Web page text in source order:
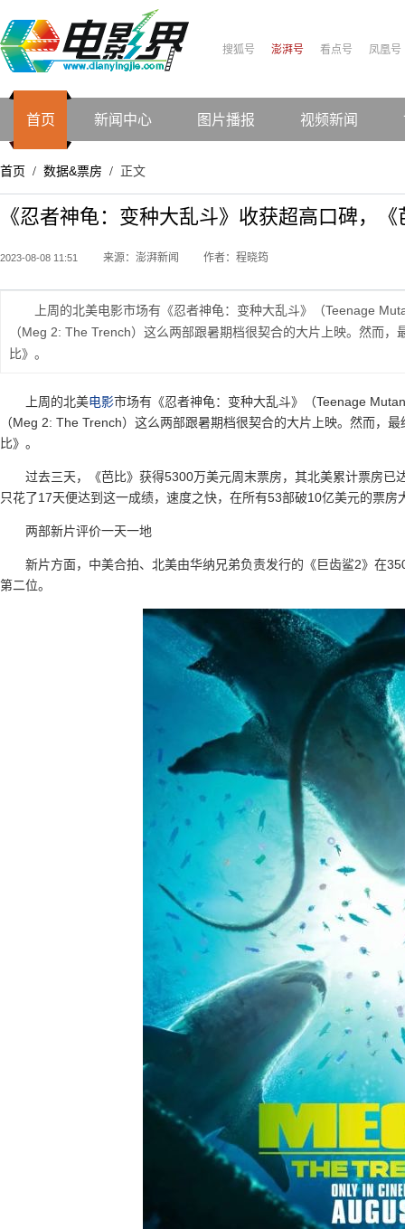
搜狐号 澎湃号 看点号 凤凰号
首页 新闻中心 图片播报 视频新闻
首页 / 数据&票房 / 正文
《忍者神龟：变种大乱斗》收获超高口碑，
2023-08-08 11:51 来源：澎湃新闻 作者：程晓筠
上周的北美电影市场有《忍者神龟：变种大乱斗》（Teenage
（Meg 2: The Trench）这么两部跟暑期档很契合的大片上映。然而
比》。
上周的北美电影市场有《忍者神龟：变种大乱斗》（Teenage
（Meg 2: The Trench）这么两部跟暑期档很契合的大片上映。然而，
比》。
过去三天，《芭比》获得5300万美元周末票房，其北美累计票房
只花了17天便达到这一成绩，速度之快，在所有53部破10亿美元的票
两部新片评价一天一地
新片方面，中美合拍、北美由华纳兄弟负责发行的《巨齿鲨2》在
第二位。